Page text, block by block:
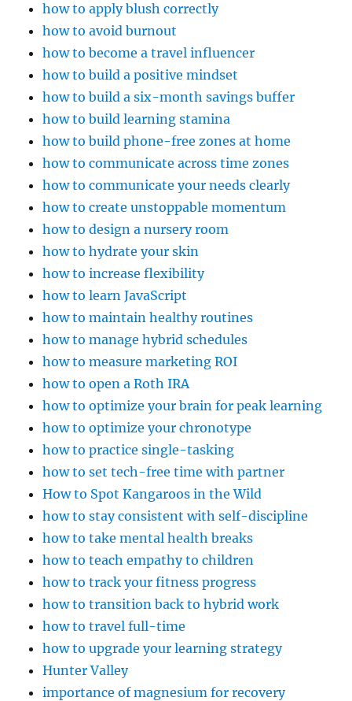
how to apply blush correctly
how to avoid burnout
how to become a travel influencer
how to build a positive mindset
how to build a six-month savings buffer
how to build learning stamina
how to build phone-free zones at home
how to communicate across time zones
how to communicate your needs clearly
how to create unstoppable momentum
how to design a nursery room
how to hydrate your skin
how to increase flexibility
how to learn JavaScript
how to maintain healthy routines
how to manage hybrid schedules
how to measure marketing ROI
how to open a Roth IRA
how to optimize your brain for peak learning
how to optimize your chronotype
how to practice single-tasking
how to set tech-free time with partner
How to Spot Kangaroos in the Wild
how to stay consistent with self-discipline
how to take mental health breaks
how to teach empathy to children
how to track your fitness progress
how to transition back to hybrid work
how to travel full-time
how to upgrade your learning strategy
Hunter Valley
importance of magnesium for recovery